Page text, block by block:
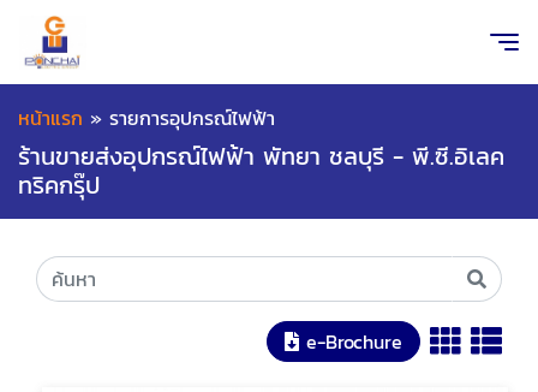
หน้าแรก » รายการอุปกรณ์ไฟฟ้า
ร้านขายส่งอุปกรณ์ไฟฟ้า พัทยา ชลบุรี - พี.ซี.อิเลค
ทริคกรุ๊ป
e-Brochure